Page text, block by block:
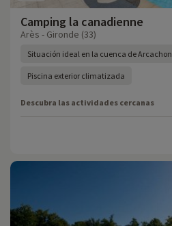
Camping la canadienne
Arès - Gironde (33)
Situación ideal en la cuenca de Arcachon
Piscina exterior climatizada
Descubra las actividades cercanas